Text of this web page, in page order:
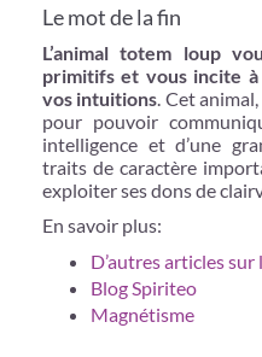
Le mot de la fin
L’animal totem loup
primitifs et vous incite
vos intuitions . Cet
pour pouvoir
intelligence et d’une
traits de caractère
exploiter ses dons de
En savoir plus:
D’autres articles
Blog Spiriteo
Magnétisme